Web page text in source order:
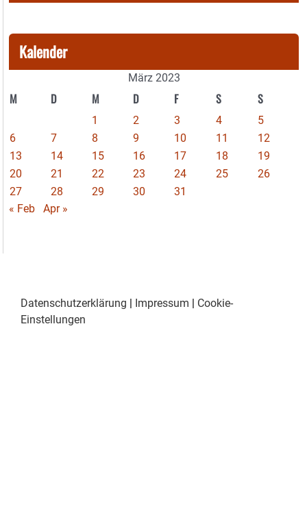
Kalender
März 2023
M D M D F S S
1 2 3 4
5
6
7 8 9 10 11
12
13
14 15 16 17 18
19
20
21 22 23 24 25
26
27
28 29 30
31
« Feb
Apr »
Datenschutzerklärung | Impressum | Cookie-
Einstellungen